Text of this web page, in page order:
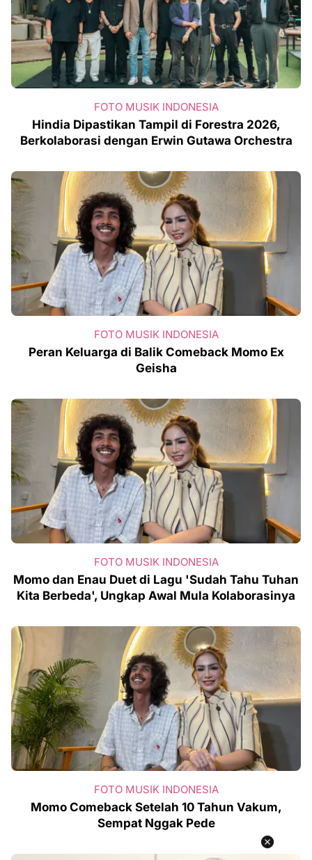
FOTO MUSIK INDONESIA
Hindia Dipastikan Tampil di Forestra 2026,
Berkolaborasi dengan Erwin Gutawa Orchestra
FOTO MUSIK INDONESIA
Peran Keluarga di Balik Comeback Momo Ex
Geisha
FOTO MUSIK INDONESIA
Momo dan Enau Duet di Lagu 'Sudah Tahu Tuhan
Kita Berbeda', Ungkap Awal Mula Kolaborasinya
FOTO MUSIK INDONESIA
Momo Comeback Setelah 10 Tahun Vakum,
Sempat Nggak Pede